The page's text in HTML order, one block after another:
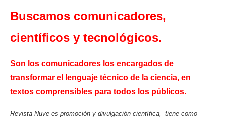
Buscamos comunicadores,
científicos y tecnológicos.
Son los comunicadores los encargados de
transformar el lenguaje técnico de la ciencia, en
textos comprensibles para todos los públicos.
Revista Nuve es promoción y divulgación científica, tiene como